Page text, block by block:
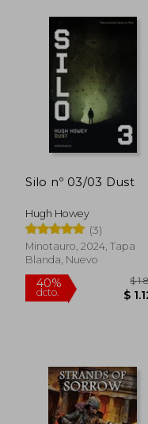
Silo nº 03/03 Dust
Hugh Howey
(3)
Minotauro, 2024, Tapa
Blanda, Nuevo